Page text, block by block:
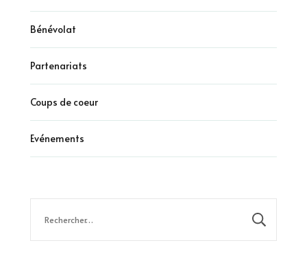
Bénévolat
Partenariats
Coups de coeur
Evénements